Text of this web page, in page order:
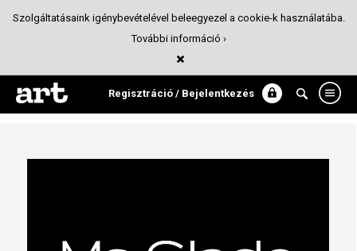
Regisztráció / Bejelentkezés
MS_Glado type
Tipográfia
Szolgáltatásaink igénybevételével beleegyezel a cookie-k használatába.
További információ ›